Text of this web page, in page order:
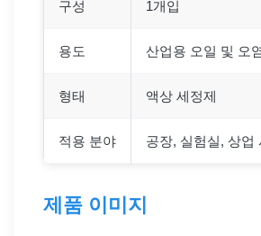
구성 1개입
용도 산업용 오일 및 오
형태 액상 세정제
적용 분야 공장, 실험실, 상업
제품 이미지